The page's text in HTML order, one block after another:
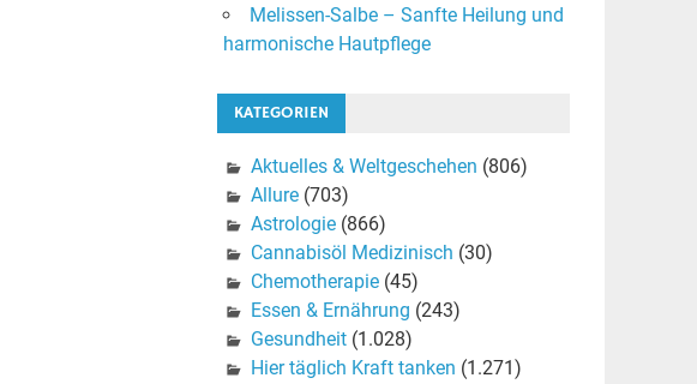
Melissen-Salbe – Sanfte Heilung und
harmonische Hautpflege
KATEGORIEN
Aktuelles & Weltgeschehen (806)
Allure(703)
Astrologie(866)
Cannabisöl Medizinisch (30)
Chemotherapie(45)
Essen & Ernährung (243)
Gesundheit(1.028)
Hier täglich Kraft tanken (1.271)